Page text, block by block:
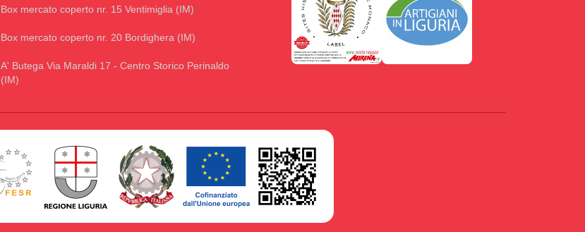
Box mercato coperto nr. 15 Ventimiglia (IM)
Box mercato coperto nr. 20 Bordighera (IM)
A' Butega Via Maraldi 17 - Centro Storico Perinaldo
(IM)